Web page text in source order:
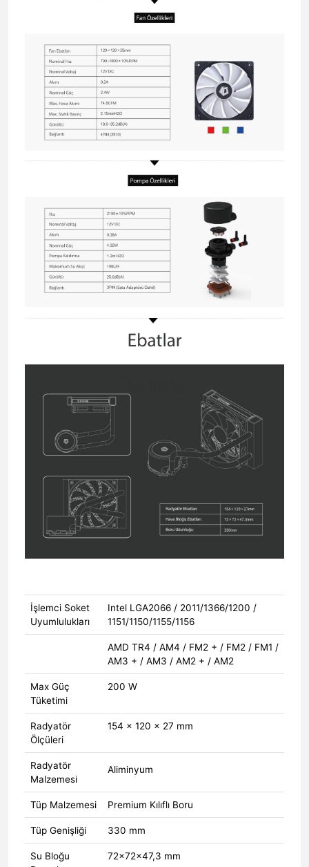
İşlemci Soket
Uyumlulukları
Intel LGA2066 / 2011/1366/1200 /
1151/1150/1155/1156
AMD TR4 / AM4 / FM2 + / FM2 / FM1 /
AM3 + / AM3 / AM2 + / AM2
Max Güç
Tüketimi
200 W
Radyatör
Ölçüleri
154 × 120 × 27 mm
Radyatör
Malzemesi
Aliminyum
Tüp Malzemesi Premium Kılıflı Boru
Tüp Genişliği 330 mm
Su Bloğu
72x72x47,3 mm